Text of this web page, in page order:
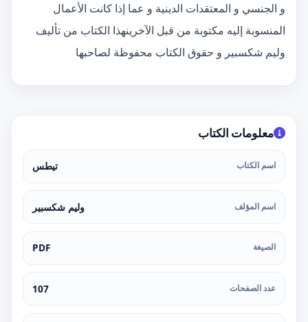
و الجنسي و المعتقدات الدينية و عما إذا كانت الأعمال
المنسوبة إليه مكتوبة من قبل الآخرينهذا الكتاب من تأليف
وليم شكسبير و حقوق الكتاب محفوظة لصاحبها
معلومات الكتاب
اسم الكتاب تيطس
اسم المؤلف وليم شكسبير
الصيغة PDF
عدد الصفحات 107